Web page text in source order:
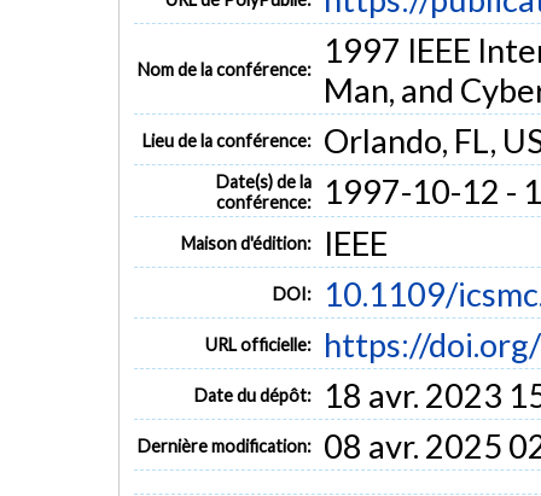
Nom de la conférence:
1997 IEEE
Man, and
Lieu de la conférence: Orlando, FL,
Date(s) de la
conférence:
1997-10-12 -
Maison d'édition: IEEE
DOI: 10.1109/
URL officielle: https://
Date du dépôt: 18 avr. 2023
Dernière modification: 08 avr. 2025